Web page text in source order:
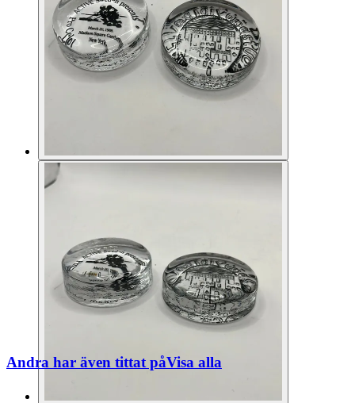
Andra har även tittat påVisa alla